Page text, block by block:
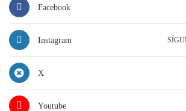
Facebook
Instagram
X
Youtube